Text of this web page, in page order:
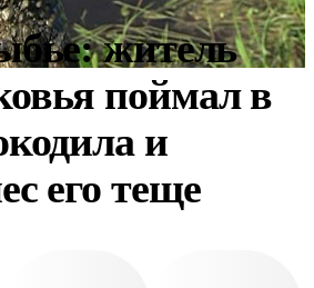
житель
поймал в
и
его теще